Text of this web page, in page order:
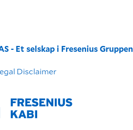
- Et selskap i Fresenius Gruppen
Disclaimer